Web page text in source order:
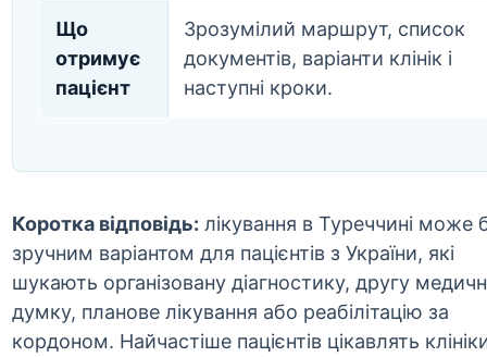
Що
отримує
пацієнт
Зрозумілий маршрут, список
документів, варіанти клінік і
наступні кроки.
Коротка відповідь: лікування в Туреччині може
зручним варіантом для пацієнтів з України, які
шукають організовану діагностику, другу
думку, планове лікування або реабілітацію за
кордоном. Найчастіше пацієнтів цікавлять